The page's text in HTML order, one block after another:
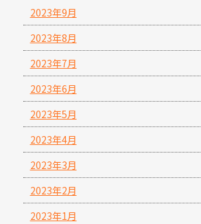
2023年9月
2023年8月
2023年7月
2023年6月
2023年5月
2023年4月
2023年3月
2023年2月
2023年1月